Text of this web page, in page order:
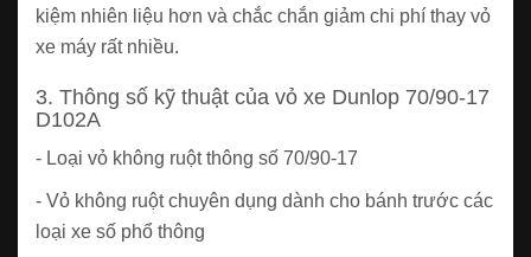
kiệm nhiên liệu hơn và chắc chắn giảm chi phí thay vỏ
xe máy rất nhiều.
3. Thông số kỹ thuật của vỏ xe Dunlop 70/90-17
D102A
- Loại vỏ không ruột thông số 70/90-17
- Vỏ không ruột chuyên dụng dành cho bánh trước các
loại xe số phổ thông